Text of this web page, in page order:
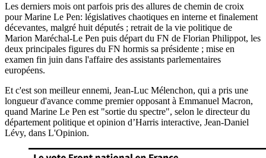
Les derniers mois ont parfois pris des allures de chemin de croix
pour Marine Le Pen: législatives chaotiques en interne et finalement
décevantes, malgré huit députés ; retrait de la vie politique de
Marion Maréchal-Le Pen puis départ du FN de Florian Philippot, les
deux principales figures du FN hormis sa présidente ; mise en
examen fin juin dans l'affaire des assistants parlementaires
européens.
Et c'est son meilleur ennemi, Jean-Luc Mélenchon, qui a pris une
longueur d'avance comme premier opposant à Emmanuel Macron,
quand Marine Le Pen est "sortie du spectre", selon le directeur du
département politique et opinion d’Harris interactive, Jean-Daniel
Lévy, dans L'Opinion.